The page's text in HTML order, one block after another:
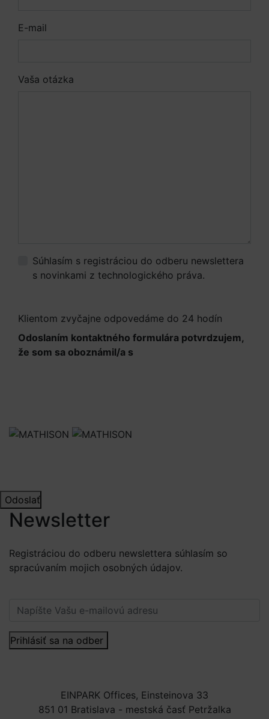
E-mail
Vaša otázka
Súhlasím s registráciou do odberu newslettera
s novinkami z technologického práva.
Klientom zvyčajne odpovedáme do 24 hodín
Odoslaním kontaktného formulára potvrdzujem,
že som sa oboznámil/a s
Odoslať
Newsletter
Registráciou do odberu newslettera súhlasím so
spracúvaním mojich osobných údajov.
Prihlásiť sa na odber
EINPARK Offices, Einsteinova 33
851 01 Bratislava - mestská časť Petržalka